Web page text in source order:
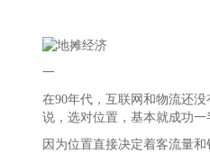
一
在90年代，互联网和物流还
说，选对位置，基本就成功一
因为位置直接决定着客流量